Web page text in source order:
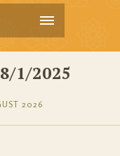
1/2025
2026